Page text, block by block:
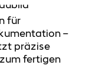
für
–
präzise
fertigen